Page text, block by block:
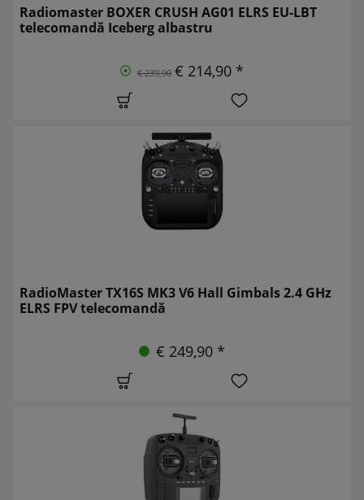
Radiomaster BOXER CRUSH AG01 ELRS EU-LBT
telecomandă Iceberg albastru
€ 239,90 € 214,90 *
RadioMaster TX16S MK3 V6 Hall Gimbals 2.4 GHz
ELRS FPV telecomandă
€ 249,90 *